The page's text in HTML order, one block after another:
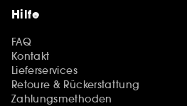
Hilfe
FAQ
Kontakt
Lieferservices
Retoure & Rückerstattung
Zahlungsmethoden